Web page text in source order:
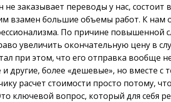
заказывает переводы у нас,
взамен большие объемы работ. К
По причине повышенной
увеличить окончательную цену в
при этом, что его отправка
и другие, более «дешевые», но
расчет стоимости просто потому,
ключевой вопрос, который для себя